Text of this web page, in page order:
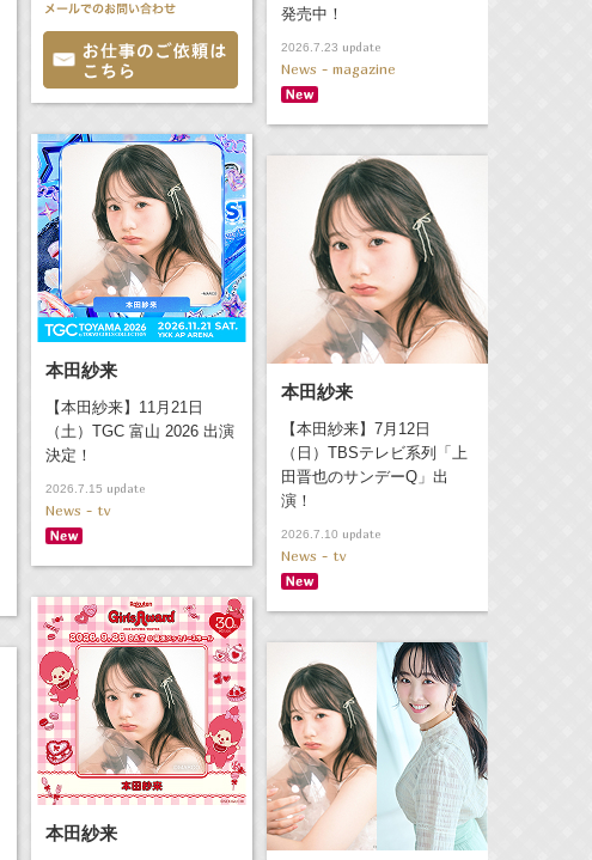
発売中！
2026.7.23 update
News - magazine
本田紗来
【本田紗来】11月21日
（土）TGC 富山 2026 出演
決定！
2026.7.15 update
News - tv
本田紗来
【本田紗来】7月12日
（日）TBSテレビ系列「上
田晋也のサンデーQ」出
演！
2026.7.10 update
News - tv
本田紗来